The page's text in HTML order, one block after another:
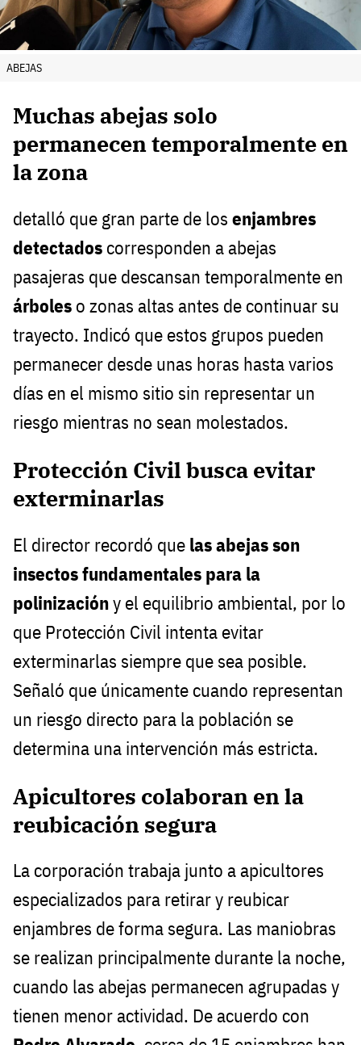
ABEJAS
Muchas abejas solo
permanecen temporalmente en
la zona
detalló que gran parte de los enjambres
detectados corresponden a abejas
pasajeras que descansan temporalmente en
árboles o zonas altas antes de continuar su
trayecto. Indicó que estos grupos pueden
permanecer desde unas horas hasta varios
días en el mismo sitio sin representar un
riesgo mientras no sean molestados.
Protección Civil busca evitar
exterminarlas
El director recordó que las abejas son
insectos fundamentales para la
polinizacióny el equilibrio ambiental, por lo
que Protección Civil intenta evitar
exterminarlas siempre que sea posible.
Señaló que únicamente cuando representan
un riesgo directo para la población se
determina una intervención más estricta.
Apicultores colaboran en la
reubicación segura
La corporación trabaja junto a apicultores
especializados para retirar y reubicar
enjambres de forma segura. Las maniobras
se realizan principalmente durante la noche,
cuando las abejas permanecen agrupadas y
tienen menor actividad. De acuerdo con